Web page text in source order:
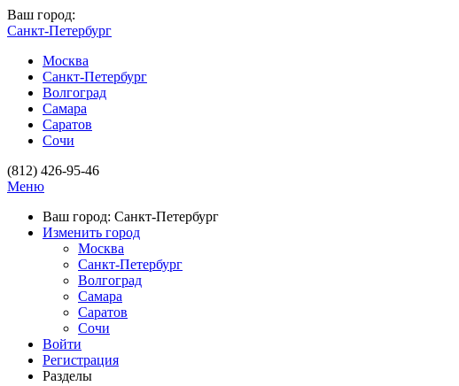
Ваш город:
Санкт-Петербург
Москва
Санкт-Петербург
Волгоград
Самара
Саратов
Сочи
(812) 426-95-46
Меню
Ваш город: Санкт-Петербург
Изменить город
Москва
Санкт-Петербург
Волгоград
Самара
Саратов
Сочи
Войти
Регистрация
Разделы